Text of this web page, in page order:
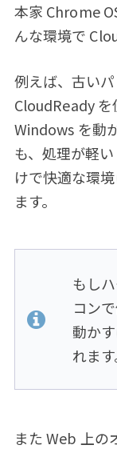
本家 Chrome
んな環境で
例えば、古い
CloudReady を
Windows を動
も、処理が軽
けで快適な環
ます。
もし
コン
動か
れます
また Web 上の